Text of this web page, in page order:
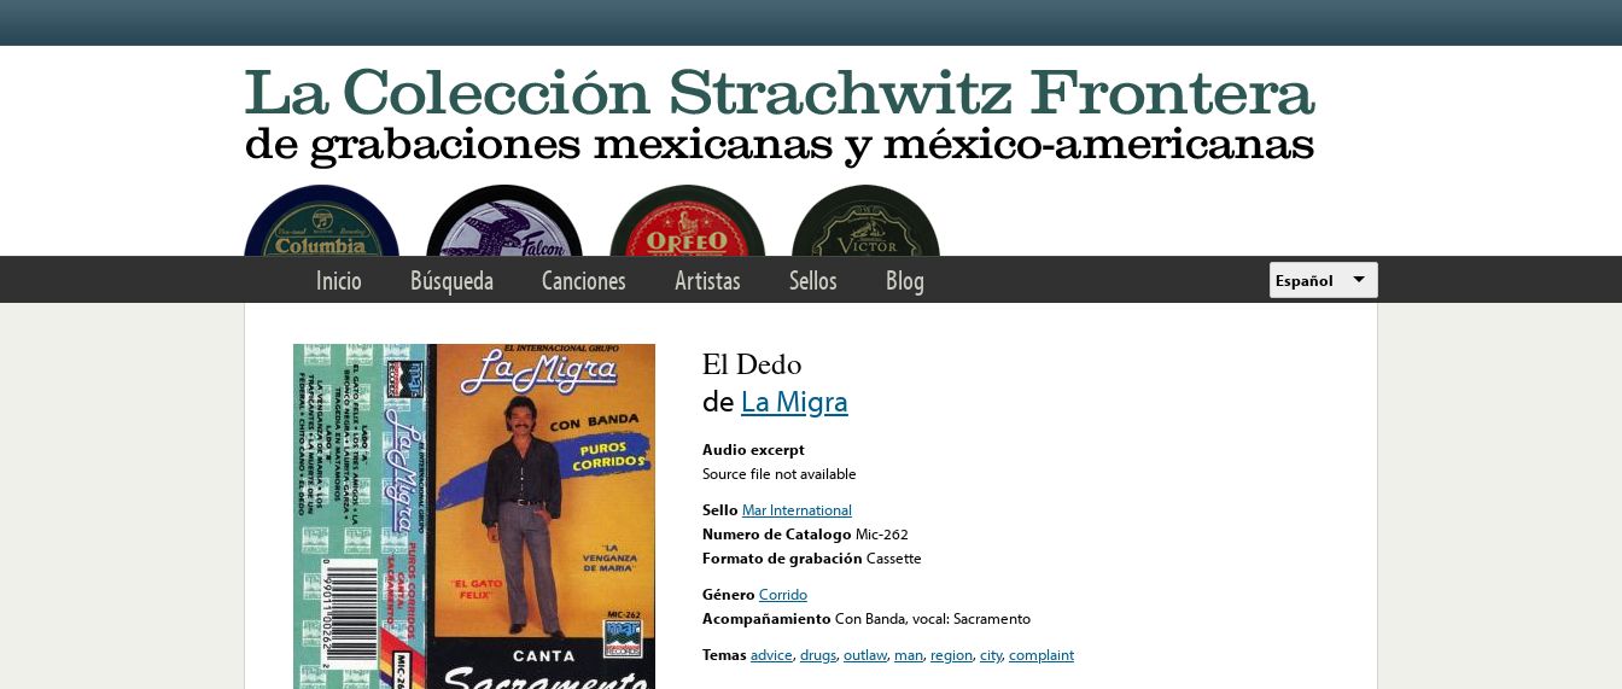
Inicio Búsqueda Canciones Artistas Sellos Blog Español
El Dedo
de La Migra
Audio excerpt
Source file not available
Sello Mar International
Numero de Catalogo Mic-262
Formato de grabación Cassette
Género Corrido
Acompañamiento Con Banda, vocal: Sacramento
Temasadvice,drugs,outlaw, man, region,city,complaint